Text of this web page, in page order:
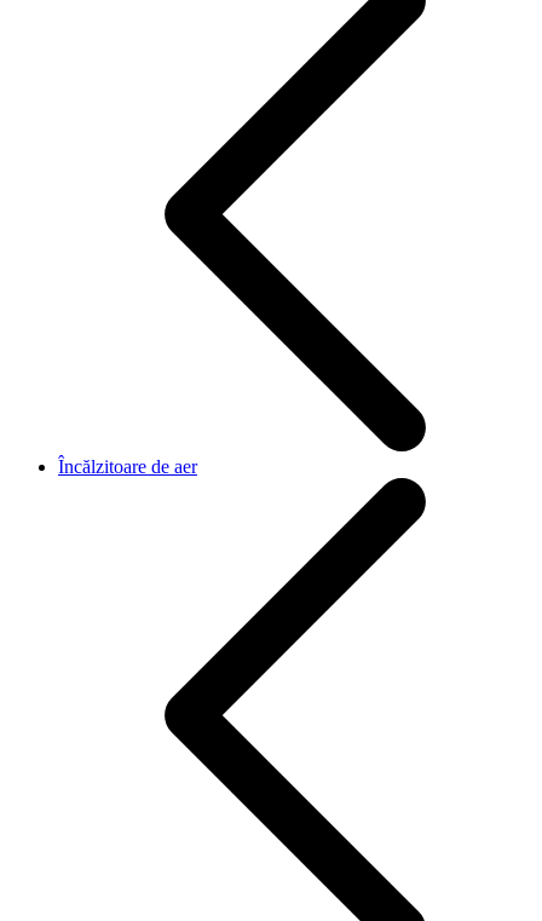
Încălzitoare de aer